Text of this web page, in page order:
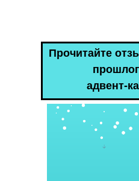
Прочитайте
адвент-